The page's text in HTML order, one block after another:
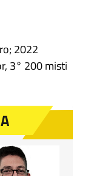
2022
3° 200 misti